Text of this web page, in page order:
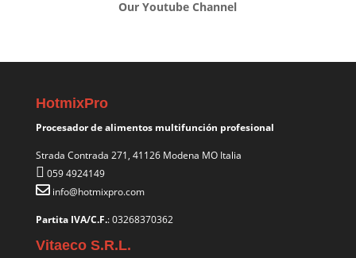
Our Youtube Channel
HotmixPro
Procesador de alimentos multifunción profesional
Strada Contrada 271, 41126 Modena MO Italia
059 4924149
info@hotmixpro.com
Partita IVA/C.F.: 03268370362
Vitaeco S.R.L.